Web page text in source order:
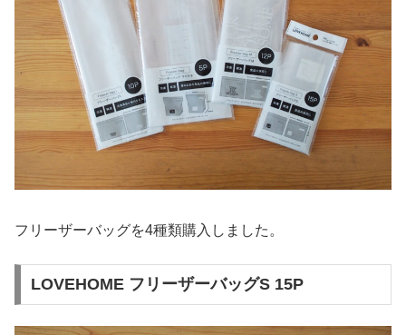
フリーザーバッグを4種類購入しました。
LOVEHOME フリーザーバッグS 15P